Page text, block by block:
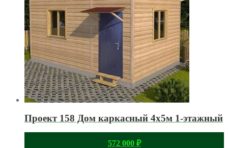
Проект 158 Дом каркасный 4х5м 1-этажный
572 000 ₽